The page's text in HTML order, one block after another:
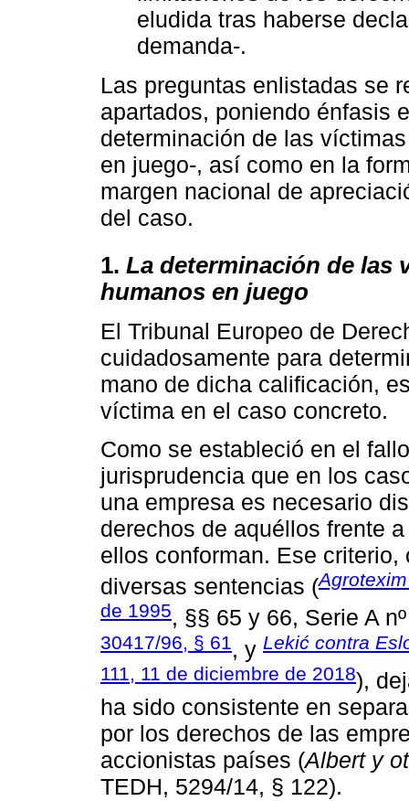
eludida tras haberse
demanda-.
Las preguntas enlistadas se
apartados, poniendo énfasis
determinación de las
en juego-, así como en la
margen nacional de
del caso.
1. La determinación de las
humanos en juego
El Tribunal Europeo de
cuidadosamente para
mano de dicha calificación,
víctima en el caso concreto.
Como se estableció en el
jurisprudencia que en los
una empresa es necesario
derechos de aquéllos frente
ellos conforman. Ese
diversas sentencias (
de 1995, §§ 65 y 66, Serie A
30417/96, § 61, y Lekić contra
111, 11 de diciembre de 2018),
ha sido consistente en
por los derechos de las
accionistas países (Albert y
TEDH, 5294/14, § 122).